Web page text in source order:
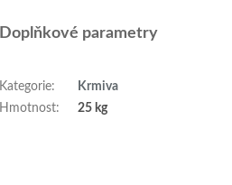
Doplňkové parametry
Kategorie:
Krmiva
Hmotnost: 25 kg